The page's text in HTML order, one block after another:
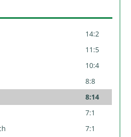
14:2
11:5
10:4
8:8
8:14
7:1
7:1